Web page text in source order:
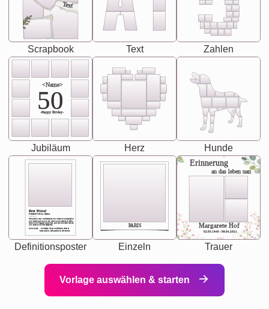
Text
Scrapbook Text Zahlen
<Name>
50
-Happy Birday-
Jubiläum Herz Hunde
Best Friend
[<NAME>] Noun, feminie
Synonyms: Soulmate, closet confidante, sister at
heart person, life partner in adventure.
The person who understands you without explanation
you accepts just as you are. She's your partner in life's,
chaos your biggest supporter, and the one with whom
you share your best memories.
Definitionsposter
PARIS
Einzeln
Erinnerung
an das leben uan
Margarete Hof
02.05.1940 - 08.04.2021
Trauer
Vorlage auswählen & starten